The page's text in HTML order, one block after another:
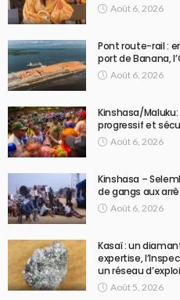
Août 6, 2026
Pont route-rail :
port de Banana,
Août 6, 2026
Kinshasa/
progressif et
Août 6, 2026
Kinshasa –
de gangs aux
Août 6, 2026
Kasaï : un
expertise,
un réseau
Août 5, 2026